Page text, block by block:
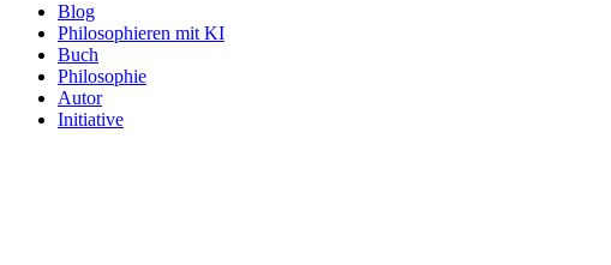
navigation
Blog
Philosophieren mit KI
Buch
Philosophie
Autor
Initiative